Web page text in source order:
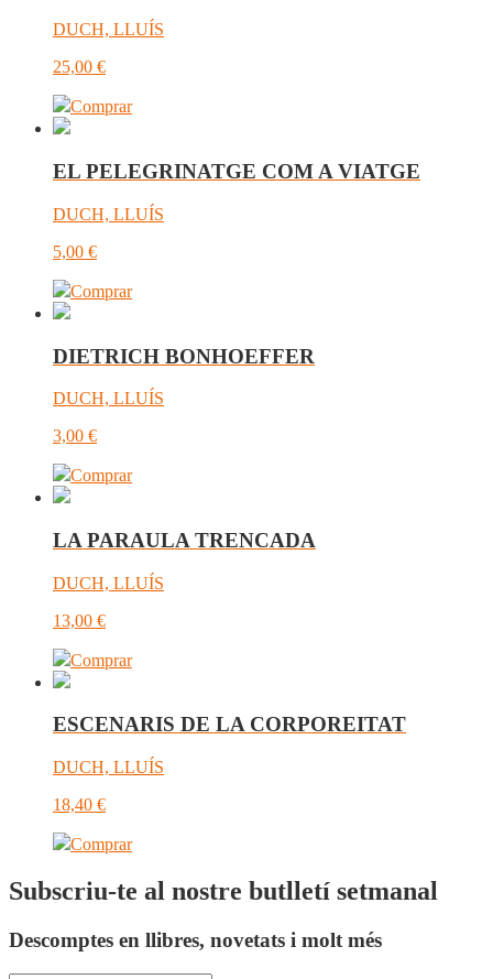
DUCH, LLUÍS
25,00 €
Comprar
EL PELEGRINATGE COM A VIATGE
DUCH, LLUÍS
5,00 €
Comprar
DIETRICH BONHOEFFER
DUCH, LLUÍS
3,00 €
Comprar
LA PARAULA TRENCADA
DUCH, LLUÍS
13,00 €
Comprar
ESCENARIS DE LA CORPOREITAT
DUCH, LLUÍS
18,40 €
Comprar
Subscriu-te al nostre butlletí setmanal
Descomptes en llibres, novetats i molt més